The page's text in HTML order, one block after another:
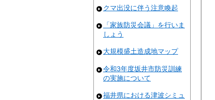
クマ出没に伴う注意喚起
「家族防災会議」を行いま
しょう
大規模盛土造成地マップ
令和3年度坂井市防災訓練
の実施について
福井県における津波シミュ